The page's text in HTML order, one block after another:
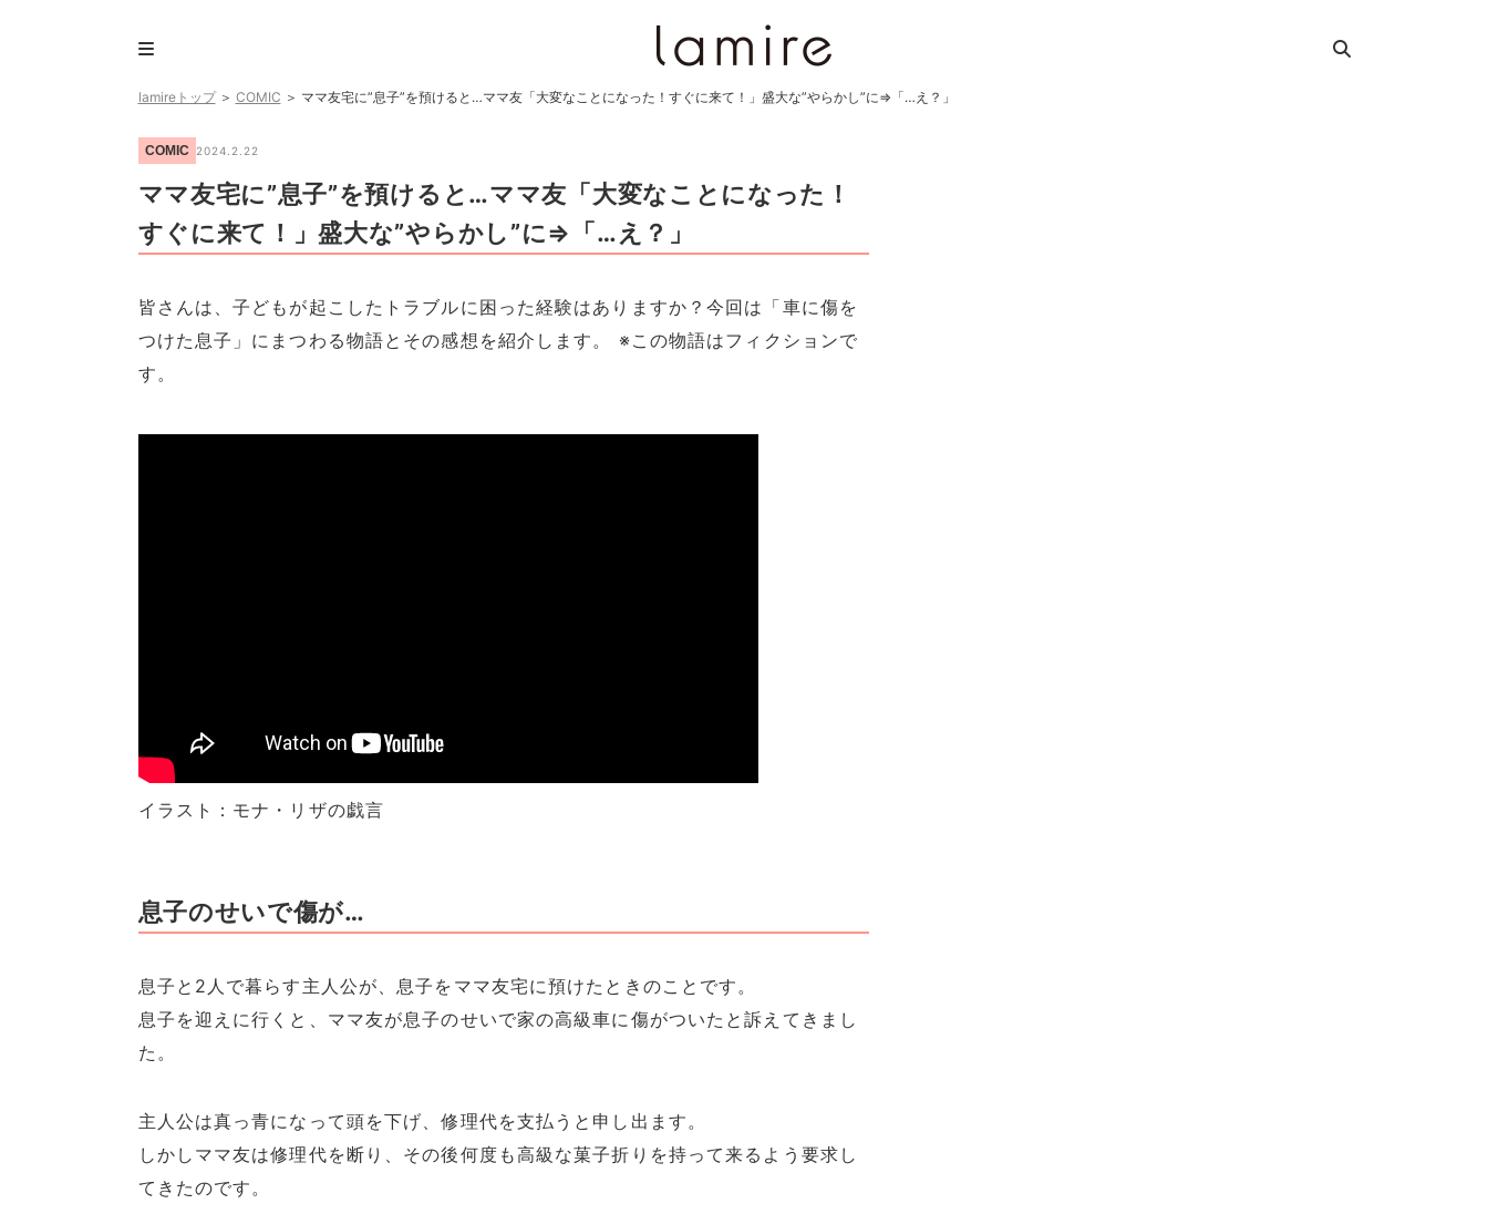
lamireトップ＞ COMIC ＞ ママ友宅に”息子”を預けると…ママ友「大変なことになった！すぐに来て！」盛大な”やらかし”に⇒「…え？」
COMIC 2024.2.22
ママ友宅に”息子”を預けると…ママ友「大変なことになった！
すぐに来て！」盛大な”やらかし”に⇒「…え？」
皆さんは、子どもが起こしたトラブルに困った経験はありますか？今回は「車に傷を
つけた息子」にまつわる物語とその感想を紹介します。 ※この物語はフィクションで
す。
イラスト：モナ・リザの戯言
息子のせいで傷が…
息子と2人で暮らす主人公が、息子をママ友宅に預けたときのことです。
息子を迎えに行くと、ママ友が息子のせいで家の高級車に傷がついたと訴えてきまし
た。
主人公は真っ青になって頭を下げ、修理代を支払うと申し出ます。
しかしママ友は修理代を断り、その後何度も高級な菓子折りを持って来るよう要求し
てきたのです。